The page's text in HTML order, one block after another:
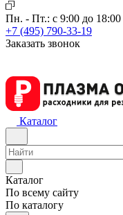
Пн. - Пт.: с 9:00 до 18:00
+7 (495) 790-33-19
Заказать звонок
Каталог
Каталог
По всему сайту
По каталогу